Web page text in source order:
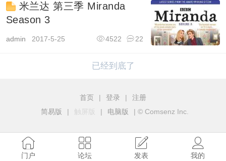
米兰达 第三季 Miranda
Season 3
admin 2017-5-25 22
4522
已经到底了
首页 | 登录 |
注册
简易版
| 触屏版 | 电脑版 | © Comsenz Inc.
门户 论坛 发表 我的